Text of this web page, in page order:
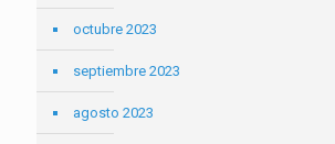
octubre 2023
septiembre 2023
agosto 2023